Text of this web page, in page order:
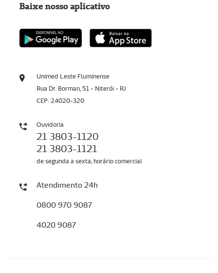
Unimed Leste Fluminense
Rua Dr. Borman, 51 - Niterói - RJ
CEP: 24020-320
Ouvidoria
21 3803-1120
21 3803-1121
de segunda a sexta, horário comercial
Atendimento 24h
0800 970 9087
4020 9087
Baixe nosso aplicativo